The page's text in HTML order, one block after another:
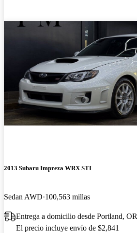
2013 Subaru Impreza WRX STI
Sedan AWD 100,563 millas
Entrega a domicilio desde Portland, OR
El precio incluye envío de $2,841